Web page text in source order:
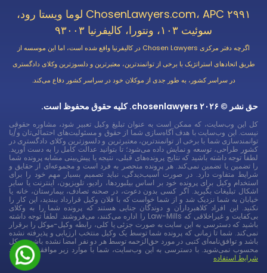
ChosenLawyers.com، APC ۲۹۹۱ لوما ویستا رود،
سوئیت ۱۰۳، ونتورا، کالیفرنیا ۹۳۰۰۳
اگرچه دفتر مرکزی Chosen Lawyers در کالیفرنیا واقع شده است، اما این موسسه از
طریق اتحادهای استراتژیک با برخی از توانمندترین، معتبرترین و دلسوزترین وکلای دادگستری
در سراسر کشور، به طور جدی از موکلان خود در سراسر کشور دفاع می‌کند.
حق نشر © ۲۰۲۶ chosenlawyers. کلیه حقوق محفوظ است.
کل این وب‌سایت، که ممکن است به عنوان تبلیغ وکیل تعبیر شود، مشاوره حقوقی
نیست. این وب‌سایت با هدف آگاه‌سازی شما از حقوق و مسئولیت‌های احتمالی‌تان و/یا
توانمندسازی شما با برخی از توانمندترین، معتبرترین و دلسوزترین وکلای دادگستری در
کشور طراحی، توسعه و نمایش داده می‌شود؛ تا بتوانید عدالت کامل را به دست آورید.
لطفاً توجه داشته باشید که نتایج پرونده‌های قبلی، نتیجه یا پیش‌بینی مشابه پرونده شما
را تضمین یا تضمین نمی‌کند. هر پرونده منحصر به فرد است و مجموعه‌ای از حقایق و
شرایط متفاوت دارد. در صورت آسیب‌دیدگی، نباید تصمیم بسیار مهم خود را برای
استخدام وکیل برای پرونده خود بر اساس بیلبوردها، رادیو، تلویزیون، اینترنت یا سایر
اشکال تبلیغات بگیرید. اگر کسی بدون دعوت، در صحنه تصادف، بیمارستان، خانه یا
خیابان به شما نزدیک شد و از شما خواست که با فلان وکیل قرارداد ببندید، این کار را
نکنید. این افراد کلاهبرداران و دوندگان جنایی هستند که پرونده شما را به وکلای
بی‌کفایت و غیراخلاقی که Law-Mills را اداره می‌کنند، می‌فروشند. لطفاً توجه داشته
باشید که دسترسی به این سایت به صورت جزئی یا کلی، رابطه وکیل-موکل را برقرار
نمی‌کند. شما تا زمانی که پرونده شما توسط یک وکیل منتخب ارزیابی و پذیرفته نشده
باشد و توافق‌نامه‌ای کتبی در مورد حق‌الزحمه توسط هر دو نفر امضا نشده باشد، موکل
محسوب نمی‌شوید. با دسترسی به این وب‌سایت، شما با موارد زیر موافقت می‌کنید
شرایط استفاده